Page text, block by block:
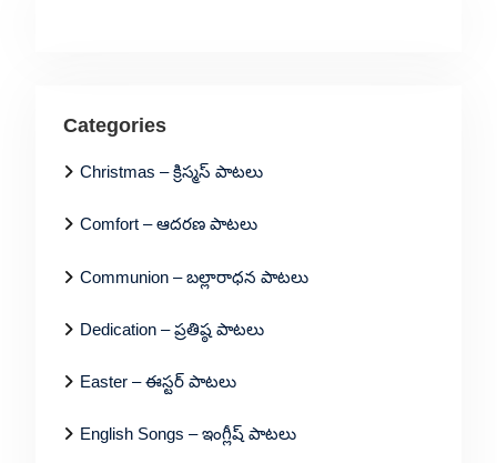
Categories
Christmas – క్రిస్మస్ పాటలు
Comfort – ఆదరణ పాటలు
Communion – బల్లారాధన పాటలు
Dedication – ప్రతిష్ఠ పాటలు
Easter – ఈస్టర్ పాటలు
English Songs – ఇంగ్లీష్ పాటలు